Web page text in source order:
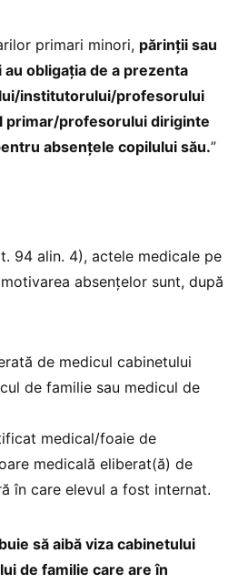
primari minori, părinţii sau
obligaţia de a prezenta
institutorului/profesorului
primar/profesorului diriginte
absenţele copilului său.”
94 alin. 4), actele medicale pe
absenţelor sunt, după
de medicul cabinetului
de familie sau medicul de
medical/foaie de
medicală eliberat(ă) de
în care elevul a fost internat.
să aibă viza cabinetului
de familie care are în